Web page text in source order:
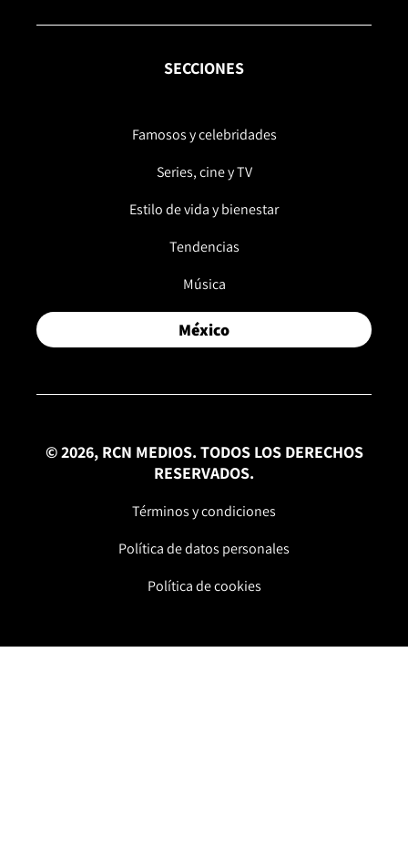
SECCIONES
Famosos y celebridades
Series, cine y TV
Estilo de vida y bienestar
Tendencias
Música
México
© 2026, RCN MEDIOS. TODOS LOS DERECHOS
RESERVADOS.
Términos y condiciones
Política de datos personales
Política de cookies